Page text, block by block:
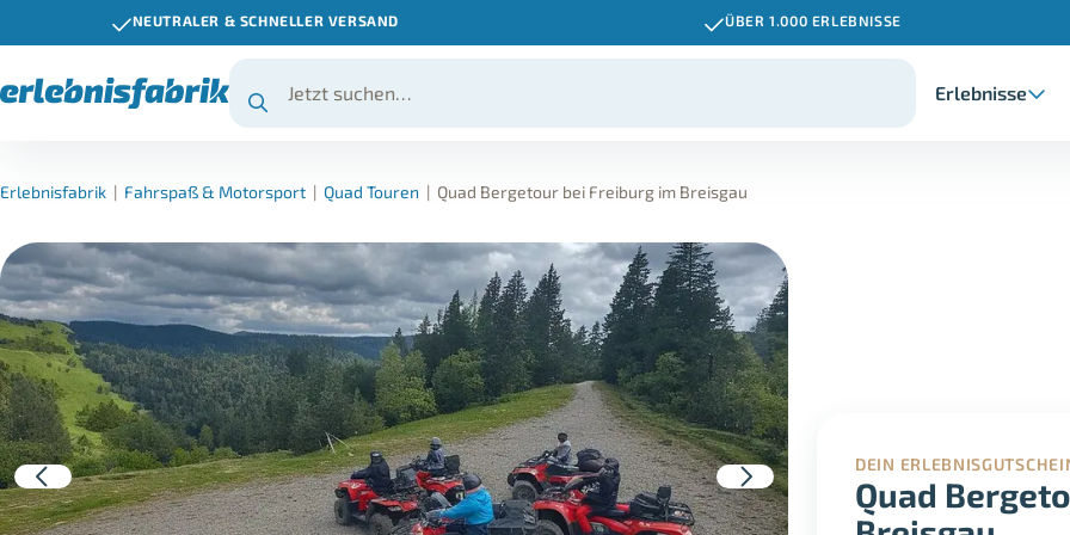
NEUTRALER & SCHNELLER VERSAND ÜBER 1.000 ERLEBNISSE
Erlebnisse
Erlebnisfabrik | Fahrspaß & Motorsport | Quad Touren | Quad Bergetour bei Freiburg im Breisgau
DEIN
Quad